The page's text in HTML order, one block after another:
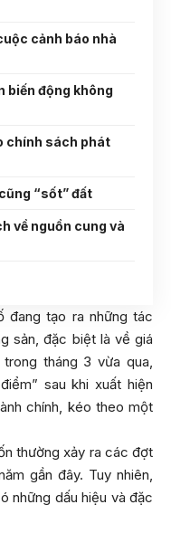
cảnh báo nhà
biến động không
chính sách phát
“sốt” đất
về nguồn cung và
đang tạo ra những tác
sản, đặc biệt là về giá
tháng 3 vừa qua,
sau khi xuất hiện
chính, kéo theo một
thường xảy ra các đợt
gần đây. Tuy nhiên,
những dấu hiệu và đặc